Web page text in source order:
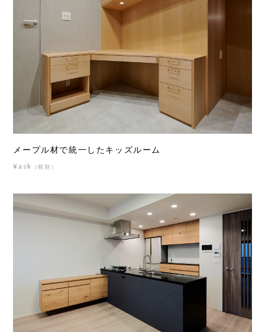
メープル材で統一したキッズルーム
¥ask （税別）